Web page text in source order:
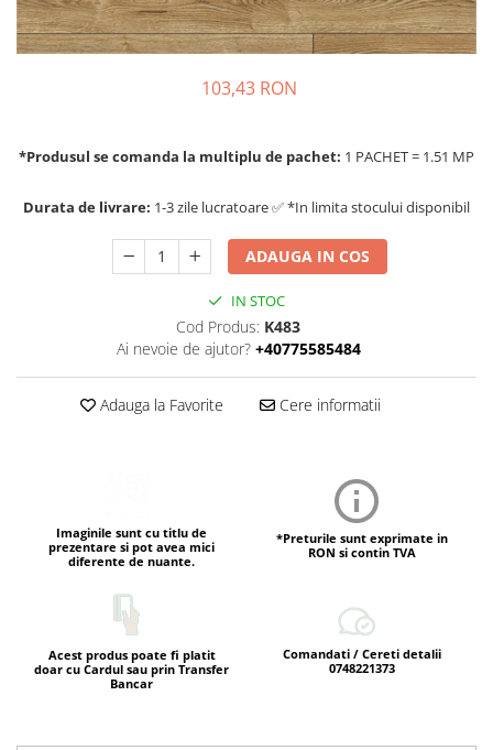
103,43 RON
*Produsul se comanda la multiplu de pachet: 1 PACHET = 1.51 MP
Durata de livrare: 1-3 zile lucratoare ✅ *In limita stocului disponibil
ADAUGA IN COS
IN STOC
Cod Produs: K483
Ai nevoie de ajutor? +40775585484
Adauga la Favorite Cere informatii
Imaginile sunt cu titlu de
prezentare si pot avea mici
diferente de nuante.
*Preturile sunt exprimate in
RON si contin TVA
Acest produs poate fi platit
doar cu Cardul sau prin Transfer
Bancar
Comandati / Cereti detalii
0748221373